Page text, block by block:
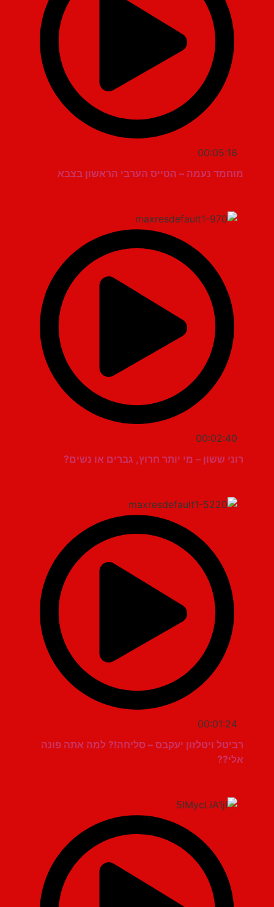
00:05:16
מוחמד נעמה – הטייס הערבי הראשון בצבא
00:02:40
רוני ששון – מי יותר חרוץ, גברים או נשים?
00:01:24
רביטל ויטלזון יעקבס – סליחה!? למה אתה פונה